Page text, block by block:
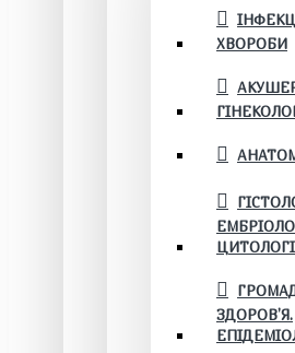
ХВОРОБИ
ЗДОРОВ’Я.